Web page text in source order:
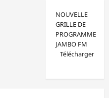
NOUVELLE
GRILLE DE
PROGRAMME
JAMBO FM
Télécharger